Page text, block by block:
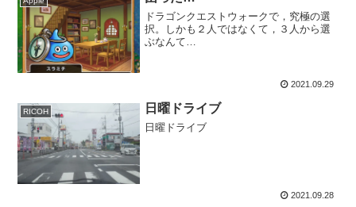
ドラゴンクエストウォークで，究極の選
択。しかも２人ではなくて，３人から選
ぶなんて…
2021.09.29
RICOH 日曜ドライブ
日曜ドライブ
2021.09.28